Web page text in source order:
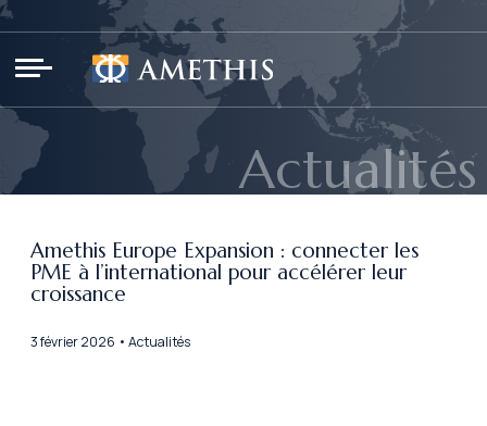
Actualités
Amethis Europe Expansion : connecter les
PME à l’international pour accélérer leur
croissance
3 février 2026 • Actualités
Panneau de gestion des cookies